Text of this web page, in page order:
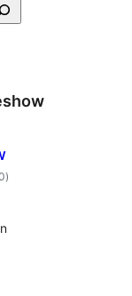
Bewertungen
insgesamt
)